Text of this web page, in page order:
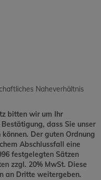
Naheverhältnis
bitten wir um Ihr
dass Sie unser
Der guten Ordnung
Abschlussfall eine
festgelegten Sätzen
zzgl. 20% MwSt. Diese
an Dritte weitergeben.